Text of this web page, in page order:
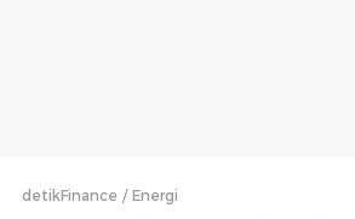
detikFinance Energi